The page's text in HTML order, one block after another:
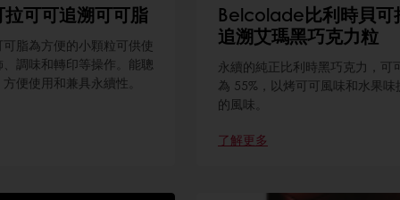
可可追溯可可脂
脂為方便的小顆粒可供使
調味和轉印等操作。能聰
便使用和兼具永續性。
Belcolade比利時貝可
追溯艾瑪黑巧克力粒
永續的純正比利時黑巧克力，可
為 55%，以烤可可風味和水果味
的風味。
了解更多